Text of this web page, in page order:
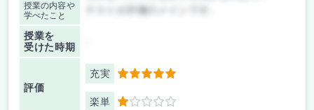
授業の内容や
学べたこと
テストが評価のメインです。
授業を
受けた時期
評価
充実 5
楽単 1